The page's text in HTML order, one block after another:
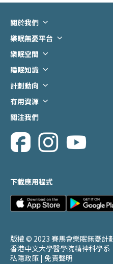
關於我們
背景及計劃目標
服務流程
聯絡我們
樂眠無憂平台
下載程式
樂眠空間
預約樂眠空間
睡眠知識
睡眠科學知識
常見睡眠障礙
睡眠小貼士
睡眠迷思
資訊短片
計劃動向
最新活動
最新資訊
有用資源
相關連接
意見反饋
關注我們
下載應用程式
版權 © 2023 賽馬會樂眠無憂計
香港中文大學醫學院精神科學系
私隱政策 | 免責聲明